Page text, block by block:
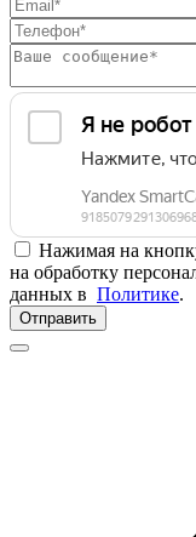
Нажимая на
на обработку
данных в Политике.
Отправить